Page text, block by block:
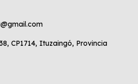
CP1714, Ituzaingó, Provincia